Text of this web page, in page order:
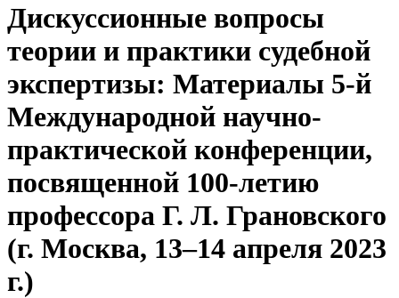
Дискуссионные вопросы
теории и практики судебной
экспертизы: Материалы 5-й
Международной научно-
практической конференции,
посвященной 100-летию
профессора Г. Л. Грановского
(г. Москва, 13–14 апреля 2023
г.)